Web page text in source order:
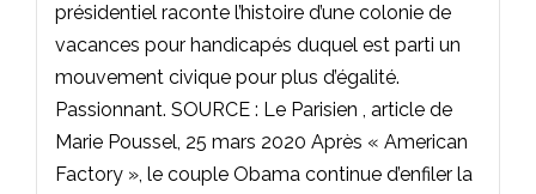
présidentiel raconte l’histoire d’une colonie de
vacances pour handicapés duquel est parti un
mouvement civique pour plus d’égalité.
Passionnant. SOURCE : Le Parisien , article de
Marie Poussel, 25 mars 2020 Après « American
Factory », le couple Obama continue d’enfiler la